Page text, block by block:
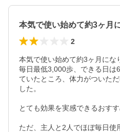
2
本気で使い始めて約3ヶ月にな
毎日最低3,000歩、できる日は
ていたところ、体力がついた
した。
とても効果を実感できるおすす
ただ、主人と2人でほぼ毎日